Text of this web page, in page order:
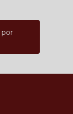
por